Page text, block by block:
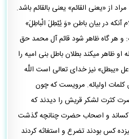
از «يعنى القائم» يعنى بالقائم باشد.
آنكه در بيان باطن «وَ يُبْطِلَ الْباطِلَ»
و هر گاه ظاهر شود قائم آل محمد حق
او ظاهر ميكند بطلان باطل بنى اميه را
«يبطل» نيز خداى تعالى است اللَّه
كلمات اوليائه. مرويست كه چون
كثرت لشكر قريش را ديدند كه
كس‏اند و اصحاب حضرت چنانچه گذشت
كس بودند تضرع و استغاثه كردند